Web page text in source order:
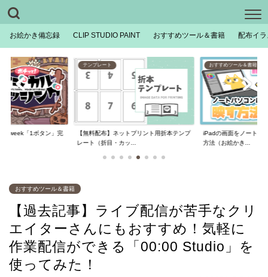
お絵かき備忘録 CLIP STUDIO PAINT おすすめツール＆書籍 配布イ
プリント用折本テンプ
おすすめツール＆書籍
iPadの画面をノートパソコンに表示させる
方法（お絵かき...
おすすめツール＆書籍
【デジ絵環境】絵描き
コン買い替えまでの...
おすすめツール＆書籍
【過去記事】ライブ配信が苦手なクリ
エイターさんにもおすすめ！気軽に
作業配信ができる「00:00 Studio」を
使ってみた！